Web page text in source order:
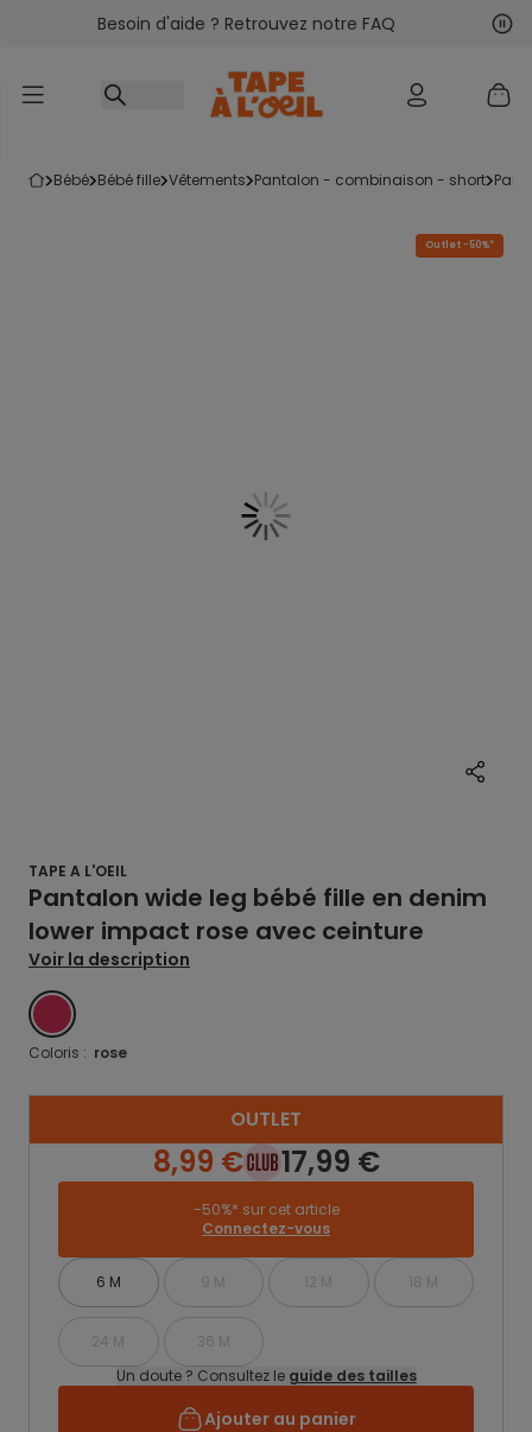
Accéder au contenu
Besoin d'aide ? Retrouvez notre FAQ
bébé bébé fille vêtements pantalon - combinaison - short
Outlet -50%*
TAPE A L'OEIL
Pantalon wide leg bébé fille en denim
lower impact rose avec ceinture
Voir la description
ROSE
Coloris : rose
OUTLET
8,99 € 17,99 €
-50%* sur cet article
Connectez-vous
6 M 9 M 12 M 18 M
24 M
36 M
Un doute ? Consultez le guide des tailles
Ajouter au panier